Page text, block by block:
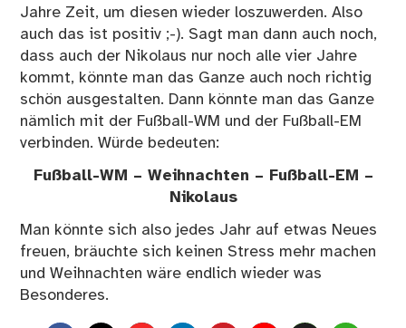
Jahre Zeit, um diesen wieder loszuwerden. Also
auch das ist positiv ;-). Sagt man dann auch noch,
dass auch der Nikolaus nur noch alle vier Jahre
kommt, könnte man das Ganze auch noch richtig
schön ausgestalten. Dann könnte man das Ganze
nämlich mit der Fußball-WM und der Fußball-EM
verbinden. Würde bedeuten:
Fußball-WM – Weihnachten – Fußball-EM –
Nikolaus
Man könnte sich also jedes Jahr auf etwas Neues
freuen, bräuchte sich keinen Stress mehr machen
und Weihnachten wäre endlich wieder was
Besonderes.